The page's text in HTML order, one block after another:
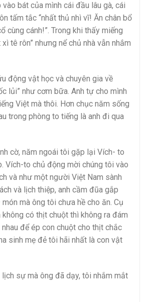
bát của mình cái đầu lâu gà, cái
tấm tắc “nhất thủ nhì vĩ! Ăn chân bổ
cùng cánh!”. Trong khi thấy miếng
tê rôn” nhưng nể chủ nhà vẫn nhắm
động vật học và chuyên gia về
lủi” như cơm bữa. Anh tự cho mình
Việt mà thôi. Hơn chục năm sống
trong phòng to tiếng là anh đi qua
cờ, năm ngoái tôi gặp lại Vích- to
Vích-to chủ động mời chúng tôi vào
và như một người Việt Nam sành
và lịch thiệp, anh cầm đũa gắp
mà ông tôi chưa hề cho ăn. Cụ
có thịt chuột thì không ra đám
để ép con chuột cho thịt chắc
sinh mẹ đẻ tôi hãi nhất là con vật
sự mà ông đã dạy, tôi nhắm mắt